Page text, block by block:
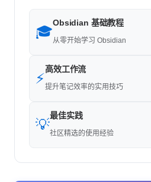
🎓
Obsidian 基础教程
从零开始学习 Obsidian
⚡
高效工作流
提升笔记效率的实用技巧
💡
最佳实践
社区精选的使用经验